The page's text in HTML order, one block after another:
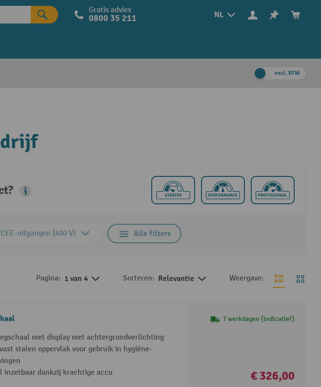
NL
Gratis advies
0800 35 211
excl. BTW
uitgangen (400 V) Alle filters
Pagina: 1 van 4 Sorteren: Relevantie Weergave:
met display met achtergrondverlichting
stalen oppervlak voor gebruik in hygiëne-
inzetbaar dankzij krachtige accu
7 werkdagen (indicatief)
€ 326,00